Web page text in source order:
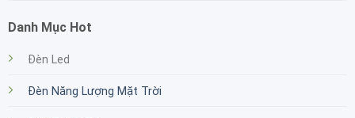
Danh Mục Hot
Đèn Led
Đèn Năng Lượng Mặt Trời